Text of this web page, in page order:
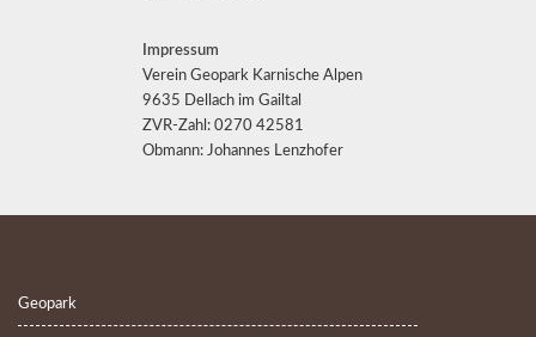
Impressum
Verein Geopark Karnische Alpen
9635 Dellach im Gailtal
ZVR-Zahl: 0270 42581
Obmann: Johannes Lenzhofer
Geopark